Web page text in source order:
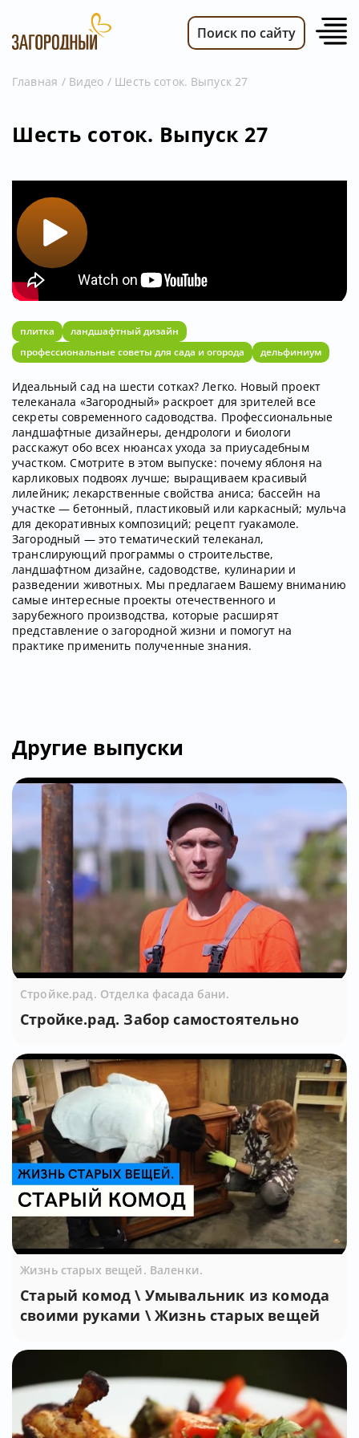
НОВОСТИ
Поиск по сайту
Главная Видео Шесть соток. Выпуск 27
Шесть соток. Выпуск 27
плитка
ландшафтный дизайн
профессиональные советы для сада и огорода
дельфиниум
Идеальный сад на шести сотках? Легко. Новый проект
телеканала «Загородный» раскроет для зрителей все
секреты современного садоводства. Профессиональные
ландшафтные дизайнеры, дендрологи и биологи
расскажут обо всех нюансах ухода за приусадебным
участком. Смотрите в этом выпуске: почему яблоня на
карликовых подвоях лучше; выращиваем красивый
лилейник; лекарственные свойства аниса; бассейн на
участке — бетонный, пластиковый или каркасный; мульча
для декоративных композиций; рецепт гуакамоле.
Загородный — это тематический телеканал,
транслирующий программы о строительстве,
ландшафтном дизайне, садоводстве, кулинарии и
разведении животных. Мы предлагаем Вашему вниманию
самые интересные проекты отечественного и
зарубежного производства, которые расширят
представление о загородной жизни и помогут на
практике применить полученные знания.
Другие выпуски
Стройке.рад. Отделка фасада бани.
Стройке.рад. Забор самостоятельно
Жизнь старых вещей. Валенки.
Старый комод \ Умывальник из комода
своими руками \ Жизнь старых вещей